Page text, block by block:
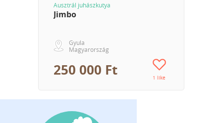
Ausztrál juhászkutya
Jimbo
Gyula
Magyarország
250 000 Ft 1 like